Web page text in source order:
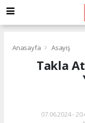
Anasayfa Asayiş
Takla
07.06.2024 -